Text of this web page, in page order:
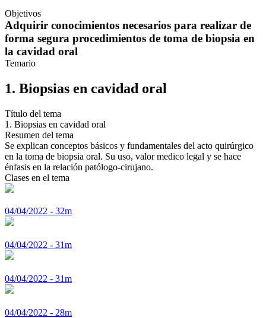
Objetivos
Adquirir conocimientos necesarios para realizar de
forma segura procedimientos de toma de biopsia en
la cavidad oral
Temario
1. Biopsias en cavidad oral
Título del tema
1. Biopsias en cavidad oral
Resumen del tema
Se explican conceptos básicos y fundamentales del acto quirúrgico
en la toma de biopsia oral. Su uso, valor medico legal y se hace
énfasis en la relación patólogo-cirujano.
Clases en el tema
04/04/2022 - 32m
04/04/2022 - 31m
04/04/2022 - 31m
04/04/2022 - 28m